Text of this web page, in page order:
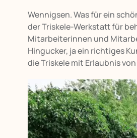
Wennigsen. Was für ein
der Triskele-Werkstatt für
Mitarbeiterinnen und
Hingucker, ja ein richtiges
die Triskele mit Erlaubnis